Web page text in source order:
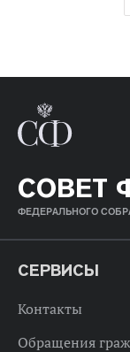
СОВЕТ
ФЕДЕРАЛЬНОГО
СЕРВИСЫ
Контакты
Обращения